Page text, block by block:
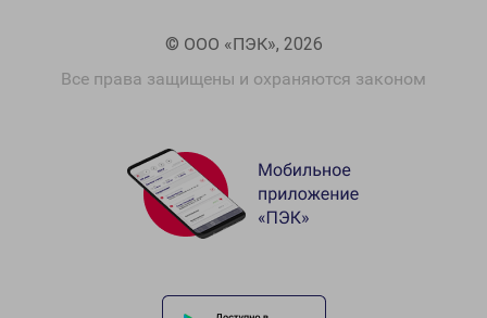
© ООО «ПЭК», 2026
Все права защищены и охраняются законом